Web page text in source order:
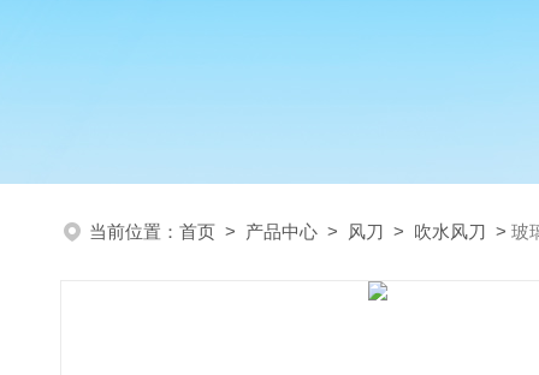
当前位置： 首页 > 产品中心 > 风刀 > 吹水风刀 > 玻